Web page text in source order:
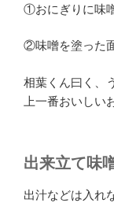
①おにぎりに味
②味噌を塗った
相葉くん曰く、
上一番おいしい
出来立て味
出汁などは入れ